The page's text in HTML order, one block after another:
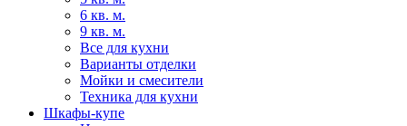
6 кв. м.
9 кв. м.
Все для кухни
Варианты отделки
Мойки и смесители
Техника для кухни
Шкафы-купе